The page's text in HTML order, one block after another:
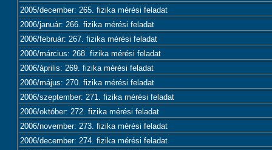
2005/december: 265. fizika mérési feladat
2006/január: 266. fizika mérési feladat
2006/február: 267. fizika mérési feladat
2006/március: 268. fizika mérési feladat
2006/április: 269. fizika mérési feladat
2006/május: 270. fizika mérési feladat
2006/szeptember: 271. fizika mérési feladat
2006/október: 272. fizika mérési feladat
2006/november: 273. fizika mérési feladat
2006/december: 274. fizika mérési feladat